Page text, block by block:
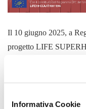
Informativa Cookie
Il 10 giugno 2025, a
progetto LIFE
HEROTILE per
esplorerà i vantaggi
sviluppate, come i